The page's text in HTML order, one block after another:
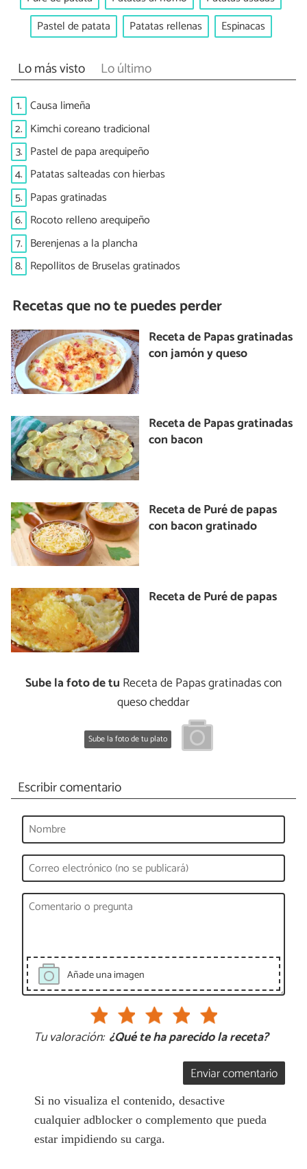
Pastel de patata
Patatas rellenas Espinacas
Lo más visto Lo último
1. Causa limeña
2. Kimchi coreano tradicional
3. Pastel de papa arequipeño
4. Patatas salteadas con hierbas
5. Papas gratinadas
6. Rocoto relleno arequipeño
7. Berenjenas a la plancha
8. Repollitos de Bruselas gratinados
Recetas que no te puedes perder
Receta de Papas gratinadas
con jamón y queso
Receta de Papas gratinadas
con bacon
Receta de Puré de papas
con bacon gratinado
Receta de Puré de papas
Sube la foto de tu Receta de Papas gratinadas con
queso cheddar
Sube la foto de tu plato
Escribir comentario
Añade una imagen
Tu valoración: ¿Qué te ha parecido la receta?
Enviar comentario
Si no visualiza el contenido, desactive
cualquier adblocker o complemento que pueda
estar impidiendo su carga.